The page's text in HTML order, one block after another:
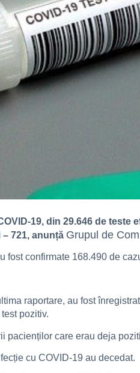
19, din 29.646 de
721, anunță Grupul de
fost confirmate 168.490 de
raportare, au fost
pozitiv.
pacienților care erau deja
cu COVID-19 au decedat.